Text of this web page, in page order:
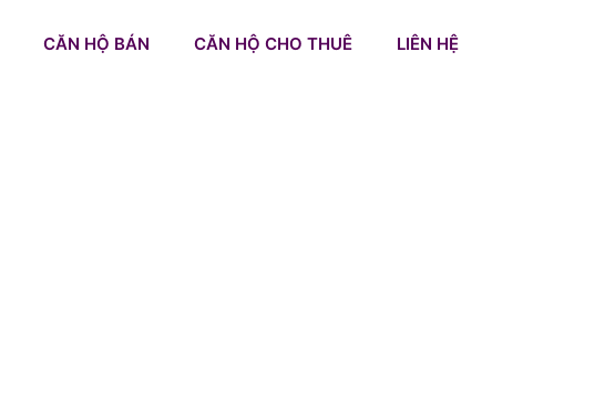
CĂN HỘ BÁN CĂN HỘ CHO THUÊ LIÊN HỆ